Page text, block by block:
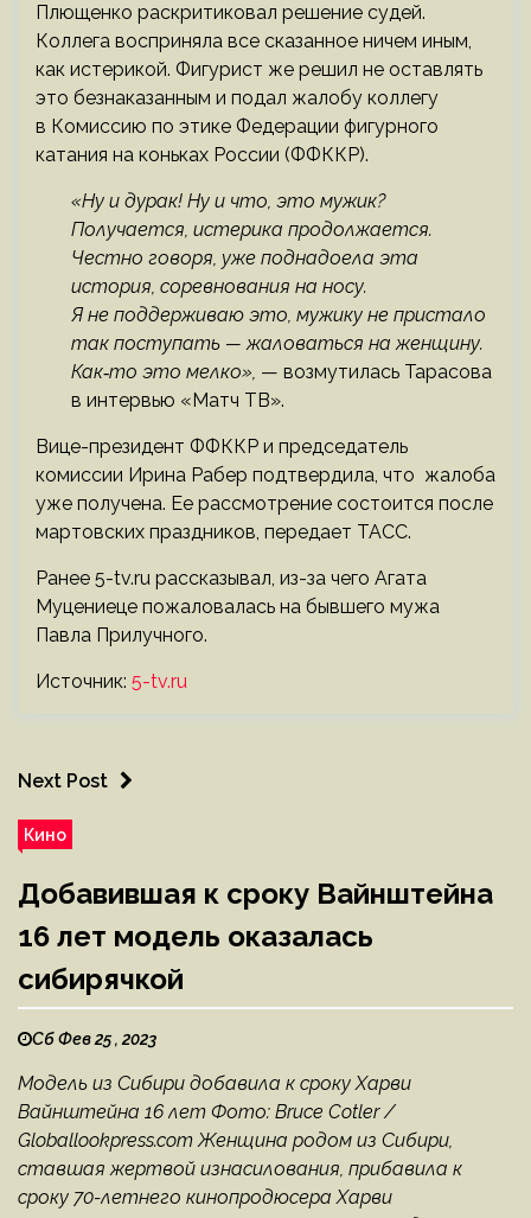
Плющенко раскритиковал решение судей.
Коллега восприняла все сказанное ничем иным,
как истерикой. Фигурист же решил не оставлять
это безнаказанным и подал жалобу коллегу
в Комиссию по этике Федерации фигурного
катания на коньках России (ФФККР).
«Ну и дурак! Ну и что, это мужик?
Получается, истерика продолжается.
Честно говоря, уже поднадоела эта
история, соревнования на носу.
Я не поддерживаю это, мужику не пристало
так поступать — жаловаться на женщину.
Как‑то это мелко», — возмутилась Тарасова
в интервью «Матч ТВ».
Вице-президент ФФККР и председатель
комиссии Ирина Рабер подтвердила, что жалоба
уже получена. Ее рассмотрение состоится после
мартовских праздников, передает ТАСС.
Ранее 5-tv.ru рассказывал, из-за чего Агата
Муцениеце пожаловалась на бывшего мужа
Павла Прилучного.
Источник: 5-tv.ru
Next Post
Кино
Добавившая к сроку Вайнштейна
16 лет модель оказалась
сибирячкой
Сб Фев 25 , 2023
Модель из Сибири добавила к сроку Харви
Вайнштейна 16 лет Фото: Bruce Cotler /
Globallookpress.com Женщина родом из Сибири,
ставшая жертвой изнасилования, прибавила к
сроку 70-летнего кинопродюсера Харви